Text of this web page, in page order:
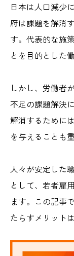
日本は人口減少
府は課題を解消
す。代表的な施
とを目的とした
しかし、労働者
不足の課題解決
解消するために
を与えることも
人々が安定した
として、若者雇
ます。この記事
たらすメリット